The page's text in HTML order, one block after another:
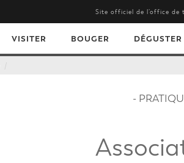
Site officiel de l’office de
VISITER BOUGER DÉGUSTER
-